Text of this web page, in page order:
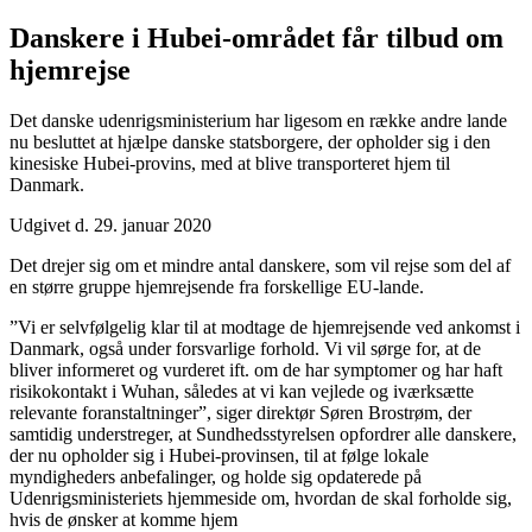
Danskere i Hubei-området får tilbud om
hjemrejse
Det danske udenrigsministerium har ligesom en række andre lande
nu besluttet at hjælpe danske statsborgere, der opholder sig i den
kinesiske Hubei-provins, med at blive transporteret hjem til
Danmark.
Udgivet d. 29. januar 2020
Det drejer sig om et mindre antal danskere, som vil rejse som del af
en større gruppe hjemrejsende fra forskellige EU-lande.
”Vi er selvfølgelig klar til at modtage de hjemrejsende ved ankomst i
Danmark, også under forsvarlige forhold. Vi vil sørge for, at de
bliver informeret og vurderet ift. om de har symptomer og har haft
risikokontakt i Wuhan, således at vi kan vejlede og iværksætte
relevante foranstaltninger”, siger direktør Søren Brostrøm, der
samtidig understreger, at Sundhedsstyrelsen opfordrer alle danskere,
der nu opholder sig i Hubei-provinsen, til at følge lokale
myndigheders anbefalinger, og holde sig opdaterede på
Udenrigsministeriets hjemmeside om, hvordan de skal forholde sig,
hvis de ønsker at komme hjem